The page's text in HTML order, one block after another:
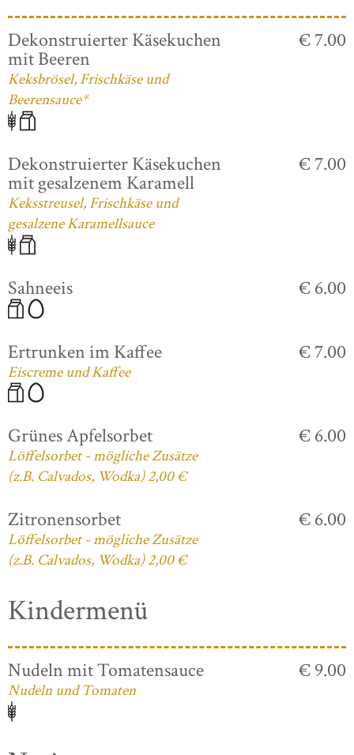
Dekonstruierter Käsekuchen
mit Beeren
Keksbrösel, Frischkäse und
Beerensauce*
€ 7.00
Dekonstruierter Käsekuchen
mit gesalzenem Karamell
Keksstreusel, Frischkäse und
gesalzene Karamellsauce
€ 7.00
Sahneeis € 6.00
Ertrunken im Kaffee
Eiscreme und Kaffee
€ 7.00
Grünes Apfelsorbet
Löffelsorbet - mögliche Zusätze
(z.B. Calvados, Wodka) 2,00 €
€ 6.00
Zitronensorbet
Löffelsorbet - mögliche Zusätze
(z.B. Calvados, Wodka) 2,00 €
€ 6.00
Kindermenü
Nudeln mit Tomatensauce
Nudeln und Tomaten
€ 9.00